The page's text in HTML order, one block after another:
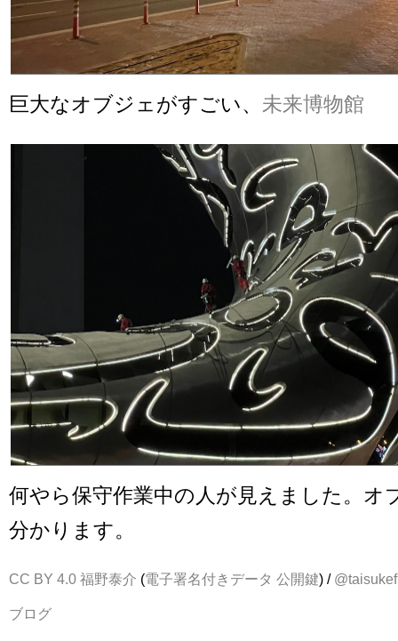
巨大なオブジェがすごい、 未来博物館
何やら保守作業中の人が見えました。オ
分かります。
CC BY 4.0 福野泰介 (電子署名付きデータ 公開鍵) / @taisukef
ブログ